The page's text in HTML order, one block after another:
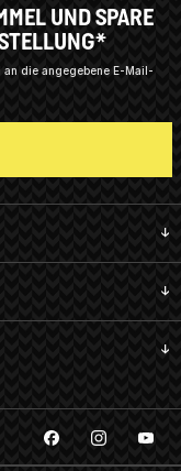
UND SPARE
an die angegebene E-Mail-